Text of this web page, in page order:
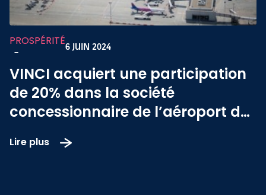
PROSPÉRITÉ
-
6 JUIN 2024
VINCI acquiert une participation
de 20% dans la société
concessionnaire de l’aéroport de
de la plateforme
Lire plus